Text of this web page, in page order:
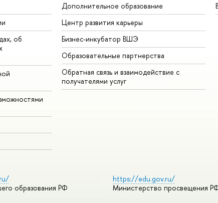
об
Дополнительное образование
Центр развития карьеры
Бизнес-инкубатор ВШЭ
Образовательные партнерства
Обратная связь и взаимодействие с
получателями услуг
образования РФ
https://edu.gov.ru/
Министерство просвещения